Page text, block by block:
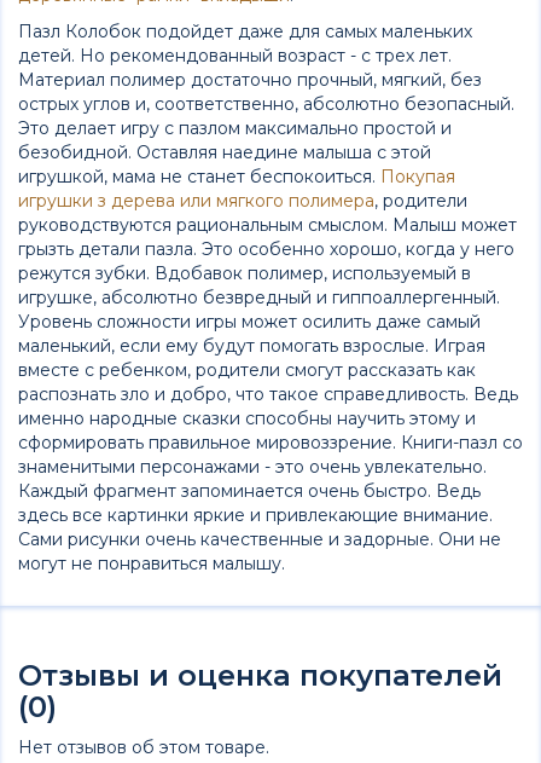
Пазл Колобок подойдет даже для самых маленьких
детей. Но рекомендованный возраст - с трех лет.
Материал полимер достаточно прочный, мягкий, без
острых углов и, соответственно, абсолютно безопасный.
Это делает игру с пазлом максимально простой и
безобидной. Оставляя наедине малыша с этой
игрушкой, мама не станет беспокоиться. Покупая
игрушки з дерева или мягкого полимера, родители
руководствуются рациональным смыслом. Малыш может
грызть детали пазла. Это особенно хорошо, когда у него
режутся зубки. Вдобавок полимер, используемый в
игрушке, абсолютно безвредный и гиппоаллергенный.
Уровень сложности игры может осилить даже самый
маленький, если ему будут помогать взрослые. Играя
вместе с ребенком, родители смогут рассказать как
распознать зло и добро, что такое справедливость. Ведь
именно народные сказки способны научить этому и
сформировать правильное мировоззрение. Книги-пазл со
знаменитыми персонажами - это очень увлекательно.
Каждый фрагмент запоминается очень быстро. Ведь
здесь все картинки яркие и привлекающие внимание.
Сами рисунки очень качественные и задорные. Они не
могут не понравиться малышу.
Отзывы и оценка покупателей
(0)
Нет отзывов об этом товаре.